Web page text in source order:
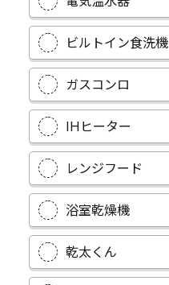
ビルトイン食洗機
ガスコンロ
IHヒーター
レンジフード
浴室乾燥機
乾太くん